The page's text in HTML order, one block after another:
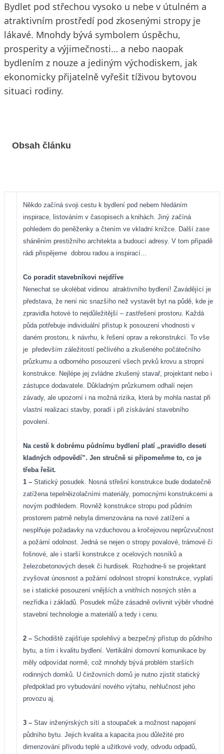
Bydlet pod střechou vysoko u nebe v útulném a
atraktivním prostředí pod zkosenými stropy je
lákavé. Mnohdy bývá symbolem úspěchu,
prosperity a výjimečnosti… a nebo naopak
bydlením z nouze a jediným východiskem, jak
ekonomicky přijatelně vyřešit tíživou bytovou
situaci rodiny.
Obsah článku
Někdo začíná svoji cestu k bydlení pod nebem hledáním
inspirace, listováním v časopisech a knihách. Jiný začíná
pohledem do peněženky a čtením ve vkladní knížce. Další zase
sháněním prestižního architekta a budoucí adresy. V tom případě
rádi přispějeme dobrou radou a inspirací…
Co poradit stavebníkovi nejdříve
Nenechat se ukolébat vidinou atraktivního bydlení! Zavádějící je
představa, že není nic snazšího než vystavět byt na půdě, kde je
zpravidla hotové to nejdůležitější – zastřešení prostoru. Každá
půda potřebuje individuální přístup k posouzení vhodnosti v
daném prostoru, k návrhu, k řešení oprav a rekonstrukcí. To vše
je především záležitostí pečlivého a zkušeného počátečního
průzkumu a odborného posouzení všech prvků krovu a stropní
konstrukce. Nejlépe jej zvládne zkušený stavař, projektant nebo i
zástupce dodavatele. Důkladným průzkumem odhalí nejen
závady, ale upozorní i na možná rizika, která by mohla nastat při
vlastní realizaci stavby, poradí i při získávání stavebního
povolení.
Na cestě k dobrému půdnímu bydlení platí „pravidlo deseti
kladných odpovědí”. Jen stručně si připomeňme to, co je
třeba řešit.
1 – Statický posudek. Nosná střešní konstrukce bude dodatečně
zatížena tepelněizolačními materiály, pomocnými konstrukcemi a
novým podhledem. Rovněž konstrukce stropu pod půdním
prostorem patrně nebyla dimenzována na nové zatížení a
nesplňuje požadavky na vzduchovou a kročejovou neprůzvučnost
a požární odolnost. Jedná se nejen o stropy povalové, trámové či
fošnové, ale i starší konstrukce z ocelových nosníků a
železobetonových desek či hurdisek. Rozhodne-li se projektant
zvyšovat únosnost a požární odolnost stropní konstrukce, vyplatí
se i statické posouzení vnějších a vnitřních nosných stěn a
nezřídka i základů. Posudek může zásadně ovlivnit výběr vhodné
stavební technologie a materiálů a tedy i cenu.
2 – Schodiště zajišťuje spolehlivý a bezpečný přístup do půdního
bytu, a tím i kvalitu bydlení. Vertikální domovní komunikace by
měly odpovídat normě, což mnohdy bývá problém starších
rodinných domků. U činžovních domů je nutno zjistit statický
předpoklad pro vybudování nového výtahu, nehlučnost jeho
provozu aj.
3 – Stav inženýrských sítí a stoupaček a možnost napojení
půdního bytu. Jejich kvalita a kapacita jsou důležité pro
dimenzování přívodu teplé a užitkové vody, odvodu odpadů,